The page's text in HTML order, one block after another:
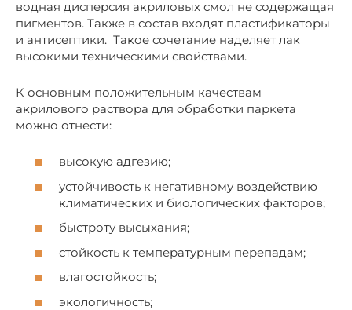
водная дисперсия акриловых смол не содержащая
пигментов. Также в состав входят пластификаторы
и антисептики. Такое сочетание наделяет лак
высокими техническими свойствами.
К основным положительным качествам
акрилового раствора для обработки паркета
можно отнести:
высокую адгезию;
устойчивость к негативному воздействию
климатических и биологических факторов;
быстроту высыхания;
стойкость к температурным перепадам;
влагостойкость;
экологичность;